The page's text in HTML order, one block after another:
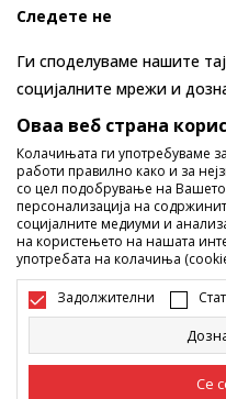
Следете не
Ги споделуваме нашите
социјалните мрежи и
нови производи!
Македонија Промена
Оваа веб страна
Колачињата ги употребуваме
работи правилно како и за
со цел подобрување на
персонализација на
социјалните медиуми и
на користењето на нашата
употребата на колачиња
Задолжителни
Се